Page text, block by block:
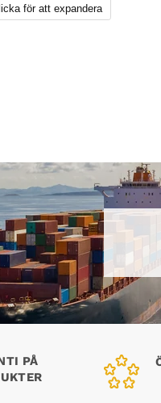
för att expandera
PÅ